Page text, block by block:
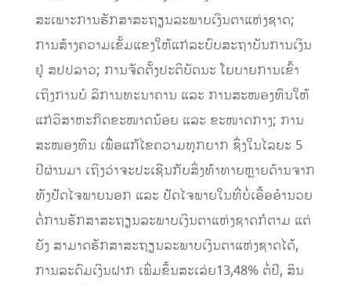
ສະ­ເພາະ​ການ​ຮັກ­ສາ​ສະຖຽນ​ລະ​ພາບ​ເງິນ­ຕາ​ແຫ່ງ​ຊາດ;
ການ​ສ້າງ​ຄວາມ​ເຂັ້ມ­ແຂງ​ໃຫ້​ແກ່​ລະ­ບົບ​ສະ​ຖາ​ບັນ​ການ​ເງິນ​
ຢູ່ ສປປ​ລາວ; ການ­ຈັດ­ຕັ້ງ​ປະ­ຕິ­ບັດ​ນະ­ ໂຍ­ບາຍ​ການ​ເຂົ້າ​
ເຖິງ​ການ​ບໍ ­ລິ­ການ​ທະ­ນາ­ຄານ ແລະ ການ​ສະ­ໜອງ​ທຶນ​ໃຫ້​
ແກ່​ວິ​ສາ​ຫະ​ກິດ​ຂະ­ໜາດ​ນ້ອຍ ແລະ ຂະ­ໜາດ​ກາງ; ການ​
ສະ­ໜອງ​ທຶນ ເພື່ອ​ແກ້​ໄຂ​ຄວາມ­ທຸກ​ຍາກ ຊຶ່ງ​ໃນ​ໄລ­ຍະ​ 5
ປີ­ຜ່ານ­ມາ ເຖິງ​ວ່າ​ຈະ​ປະ​ເຊີນ​ກັບ​ສິ່ງ​ທ້າ​ທາຍ​ຫຼາຍ​ດ້ານ​ຈາກ​
ທັງ​ປັດ​ໄຈພາຍ​ນອກ ແລະ ປັດ​ໄຈ​ພາຍ​ໃນ​ທີ່​ບໍ່​ເອື້ອ​ອໍາ​ນວຍ​
ຕໍ່​ການ​ຮັກ­ສາ​ສະ­ຖຽນ​ລະ​ພາບ​ເງິນ­ຕາ​ແຫ່ງ​ຊາດ​ກໍ​ຕາມ ແຕ່​
ຍັງ ສາ­ມາດ​ຮັກ­ສາ​ສະ​ຖຽນ​ລະ​ພາບ​ເງິນ­ຕາ​ແຫ່ງ​ຊາດ​ໄດ້,
ການ​ລະ­ດົມ​ເງິນ​ຝາກ ເພີ່ມ​ຂຶ້ນ​ສະ­ເລ່ຍ13,48% ຕໍ່​ປີ, ສິນ